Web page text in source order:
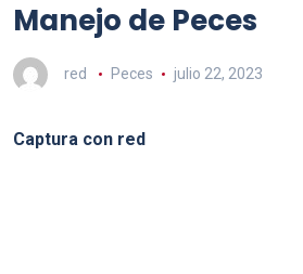
Manejo de Peces
red Peces julio 22, 2023
Captura con red